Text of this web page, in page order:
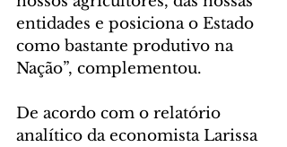
entidades e posiciona o Estado
como bastante produtivo na
Nação”, complementou.
De acordo com o relatório
analítico da economista Larissa